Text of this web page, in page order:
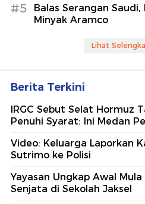
#5
Balas Serangan
Minyak Aramco
Lihat
Berita Terkini
IRGC Sebut Selat Hormuz
Penuhi Syarat: Ini Medan
Video: Keluarga Laporkan
Sutrimo ke Polisi
Yayasan Ungkap Awal
Senjata di Sekolah Jaksel